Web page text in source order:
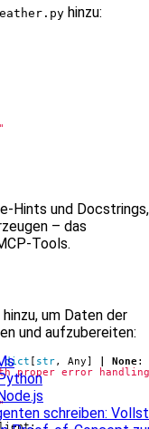
schreiben:
hinzu:
und Docstrings,
– das
um Daten der
und aufzubereiten:
dict [ str, Any] None:
proper error
: